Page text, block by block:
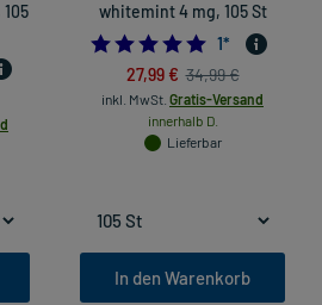
whitemint 4 mg, 105 St
5.0
1*
27,99 € 34,99 €
inkl. MwSt. Gratis-Versand
innerhalb D.
Lieferbar
In den Warenkorb